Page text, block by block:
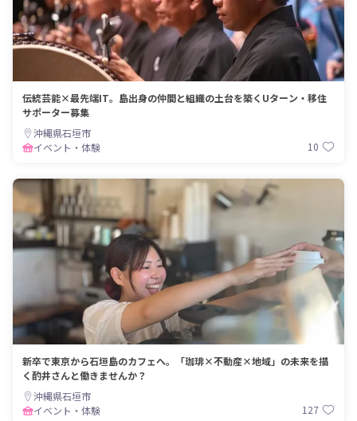
伝統芸能×最先端IT。島出身の仲間と組織の土台を築くUターン・移住
サポーター募集
沖縄県石垣市
イベント・体験
10
新卒で東京から石垣島のカフェへ。「珈琲×不動産×地域」の未来を描
く酌井さんと働きませんか？
沖縄県石垣市
イベント・体験
127